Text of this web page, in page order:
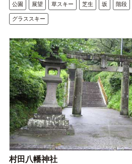
公園 展望 草スキー 芝生 坂 階段
グラススキー
村田八幡神社